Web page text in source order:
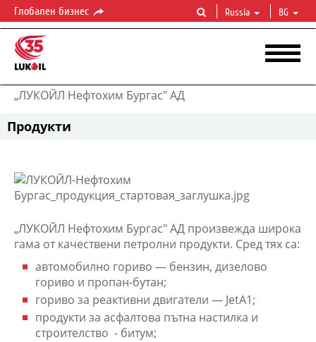
Глобален бизнес Russia BG
„ЛУКОЙЛ Нефтохим Бургас" АД
Продукти
„ЛУКОЙЛ Нефтохим Бургас" АД произвежда широка
гама от качествени петролни продукти. Сред тях са:
автомобилно гориво — бензин, дизелово
гориво и пропан-бутан;
гориво за реактивни двигатели — JetA1;
продукти за асфалтова пътна настилка и
строителство - битум;